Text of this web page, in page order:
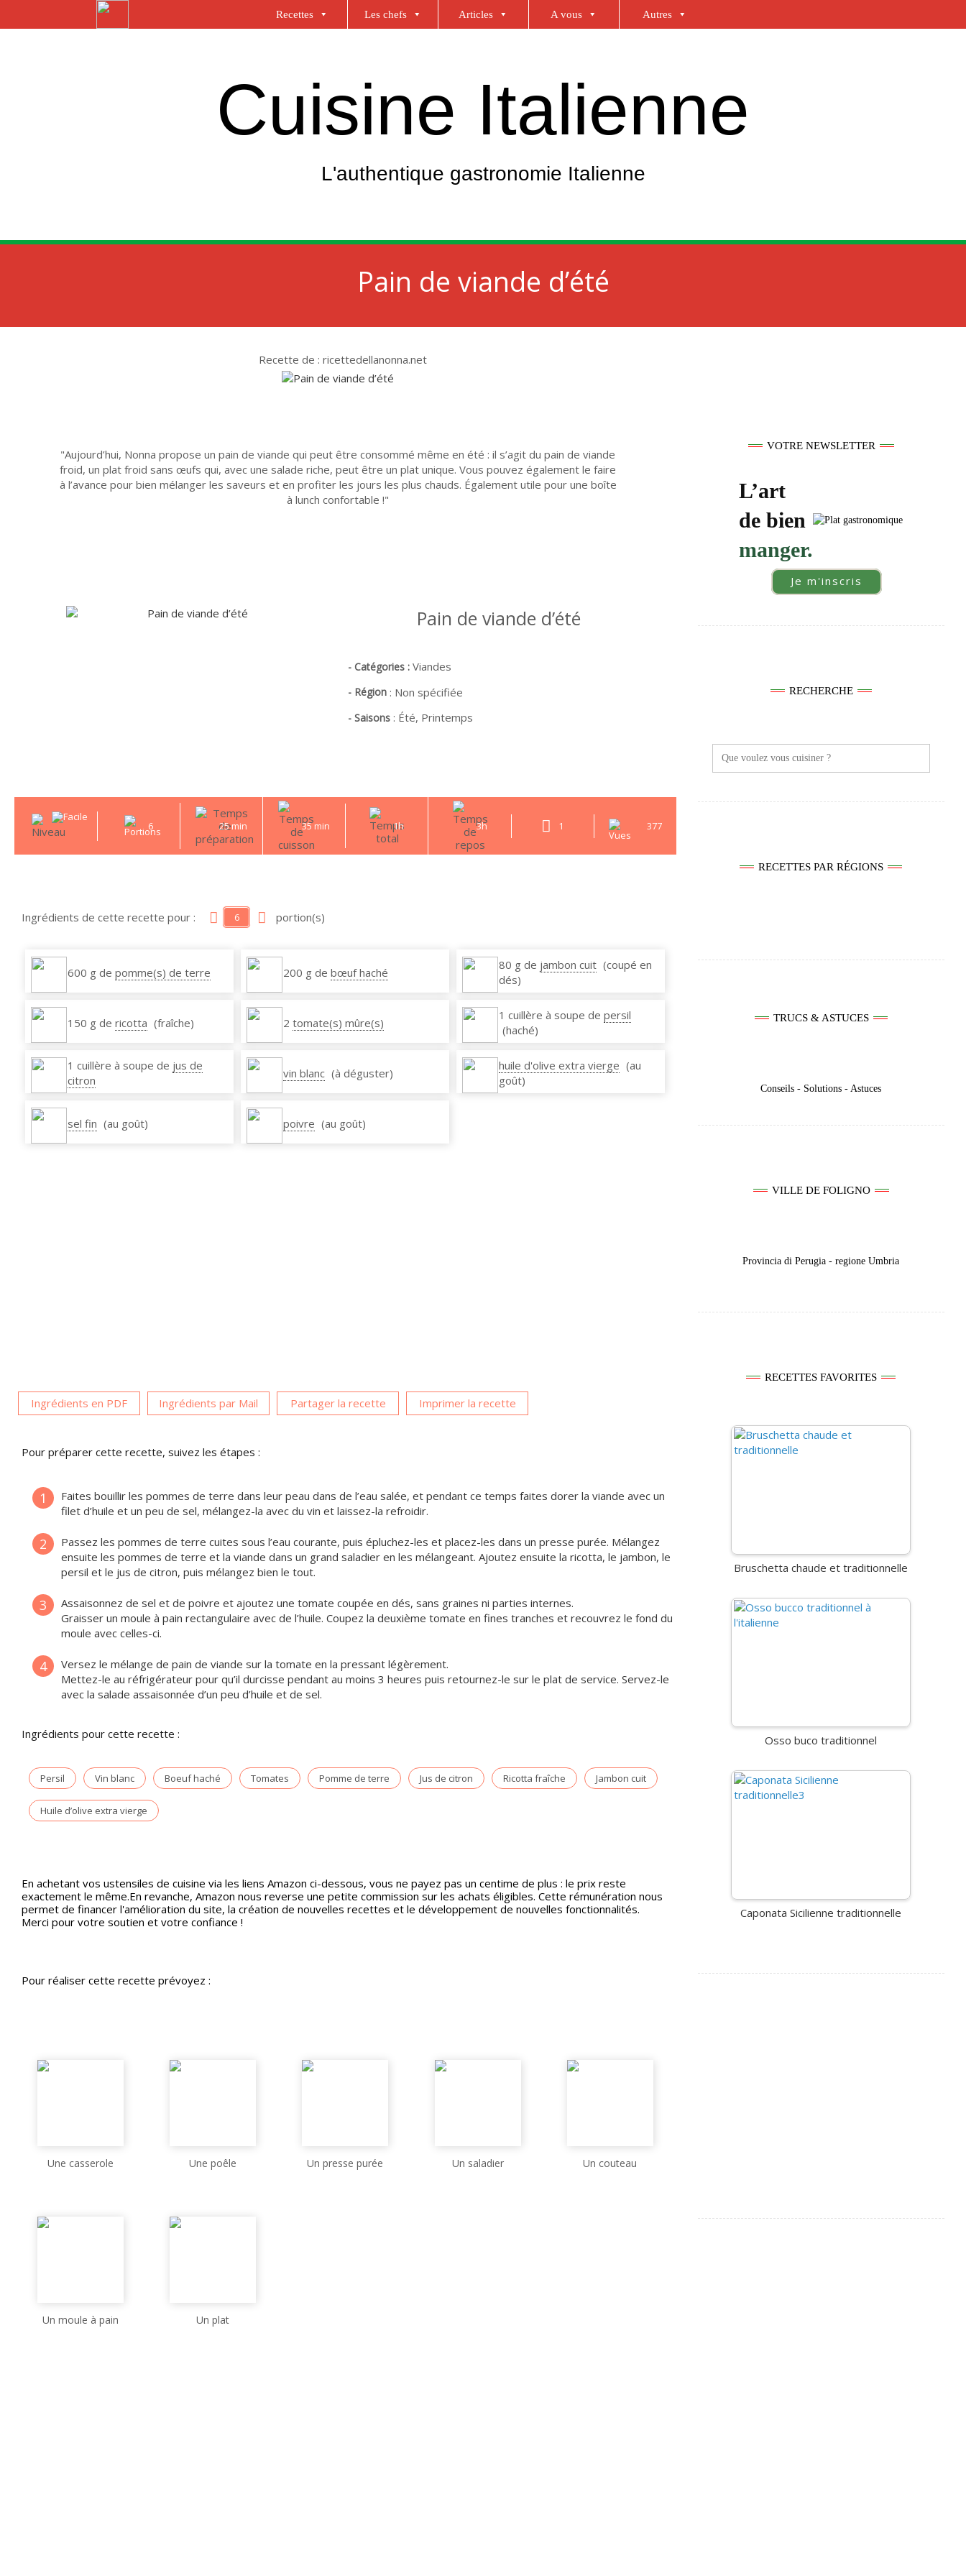
Recettes Les chefs Articles A vous Autres
Cuisine Italienne
L'authentique gastronomie Italienne
Pain de viande d’été
VOTRE NEWSLETTER
L’art
de bien
manger.
Je m'inscris
RECHERCHE
Search
for:
RECETTES PAR RÉGIONS
TRUCS & ASTUCES
Conseils - Solutions - Astuces
VILLE DE FOLIGNO
Provincia di Perugia - regione Umbria
RECETTES FAVORITES
Bruschetta chaude et traditionnelle
Osso buco traditionnel
Caponata Sicilienne traditionnelle
Recette de : ricettedellanonna.net
Aujourd’hui, Nonna propose un pain de viande qui peut être consommé même en été : il s’agit du pain de viande
froid, un plat froid sans œufs qui, avec une salade riche, peut être un plat unique. Vous pouvez également le faire
à l’avance pour bien mélanger les saveurs et en profiter les jours les plus chauds. Également utile pour une boîte
à lunch confortable !
Pain de viande d’été
- Catégories :Viandes
- Région : Non spécifiée
- Saisons : Été, Printemps
6 25 min 35 min 1h 3h 1 377
Ingrédients de cette recette pour : portion(s)
600 g de pomme(s) de terre 200 g de bœuf haché
80 g de jambon cuit (coupé en
dés)
150 g de ricotta (fraîche) 2 tomate(s) mûre(s)
1 cuillère à soupe de persil
(haché)
1 cuillère à soupe de jus de
citron
vin blanc (à déguster)
huile d'olive extra vierge (au
goût)
sel fin (au goût) poivre (au goût)
Ingrédients en PDF Ingrédients par Mail Partager la recette Imprimer la recette
Pour préparer cette recette, suivez les étapes :
1
Faites bouillir les pommes de terre dans leur peau dans de l’eau salée, et pendant ce temps faites dorer la viande avec un
filet d’huile et un peu de sel, mélangez-la avec du vin et laissez-la refroidir.
2
Passez les pommes de terre cuites sous l’eau courante, puis épluchez-les et placez-les dans un presse purée. Mélangez
ensuite les pommes de terre et la viande dans un grand saladier en les mélangeant. Ajoutez ensuite la ricotta, le jambon, le
persil et le jus de citron, puis mélangez bien le tout.
3
Assaisonnez de sel et de poivre et ajoutez une tomate coupée en dés, sans graines ni parties internes.
Graisser un moule à pain rectangulaire avec de l’huile. Coupez la deuxième tomate en fines tranches et recouvrez le fond du
moule avec celles-ci.
4
Versez le mélange de pain de viande sur la tomate en la pressant légèrement.
Mettez-le au réfrigérateur pour qu’il durcisse pendant au moins 3 heures puis retournez-le sur le plat de service. Servez-le
avec la salade assaisonnée d’un peu d’huile et de sel.
Ingrédients pour cette recette :
Persil Vin blanc Boeuf haché Tomates Pomme de terre Jus de citron Ricotta fraîche Jambon cuit
Huile d’olive extra vierge
En achetant vos ustensiles de cuisine via les liens Amazon ci-dessous, vous ne payez pas un centime de plus : le prix reste
exactement le même.En revanche, Amazon nous reverse une petite commission sur les achats éligibles. Cette rémunération nous
permet de financer l'amélioration du site, la création de nouvelles recettes et le développement de nouvelles fonctionnalités.
Merci pour votre soutien et votre confiance !
Pour réaliser cette recette prévoyez :
Une casserole Une poêle Un presse purée Un saladier Un couteau
Un moule à pain Un plat